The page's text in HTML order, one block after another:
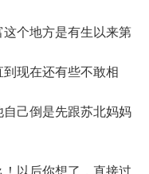
地方是有生以来第
现在还有些不敢相
己倒是先跟苏北妈妈
以后你想了，直接过